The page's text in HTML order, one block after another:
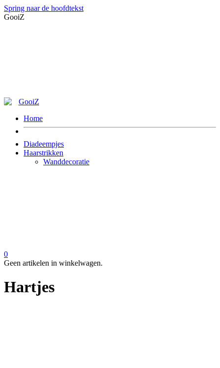
Spring naar de hoofdtekst
GooiZ
Home
Diadeempjes
Haarstrikken
Wanddecoratie
0
Geen artikelen in winkelwagen.
Hartjes